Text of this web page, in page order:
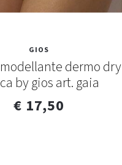
GIOS
dermo dry
by gios art. gaia
€ 17,50